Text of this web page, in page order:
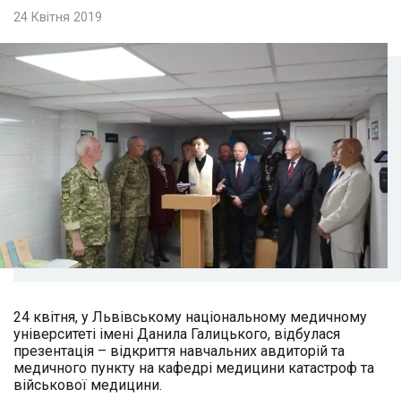
24 Квітня 2019
24 квітня, у Львівському національному медичному
університеті імені Данила Галицького, відбулася
презентація – відкриття навчальних авдиторій та
медичного пункту на кафедрі медицини катастроф та
військової медицини.